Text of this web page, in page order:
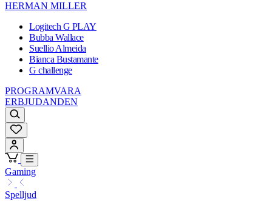
HERMAN MILLER
Logitech G PLAY
Bubba Wallace
Suellio Almeida
Bianca Bustamante
G challenge
PROGRAMVARA
ERBJUDANDEN
Gaming
Spelljud